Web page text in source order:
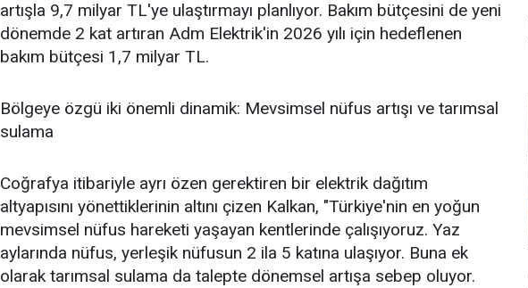
artışla 9,7 milyar TL'ye ulaştırmayı planlıyor. Bakım bütçesini de yeni
dönemde 2 kat artıran Adm Elektrik'in 2026 yılı için hedeflenen
bakım bütçesi 1,7 milyar TL.
Bölgeye özgü iki önemli dinamik: Mevsimsel nüfus artışı ve tarımsal
sulama
Coğrafya itibariyle ayrı özen gerektiren bir elektrik dağıtım
altyapısını yönettiklerinin altını çizen Kalkan, "Türkiye'nin en yoğun
mevsimsel nüfus hareketi yaşayan kentlerinde çalışıyoruz. Yaz
aylarında nüfus, yerleşik nüfusun 2 ila 5 katına ulaşıyor. Buna ek
olarak tarımsal sulama da talepte dönemsel artışa sebep oluyor.